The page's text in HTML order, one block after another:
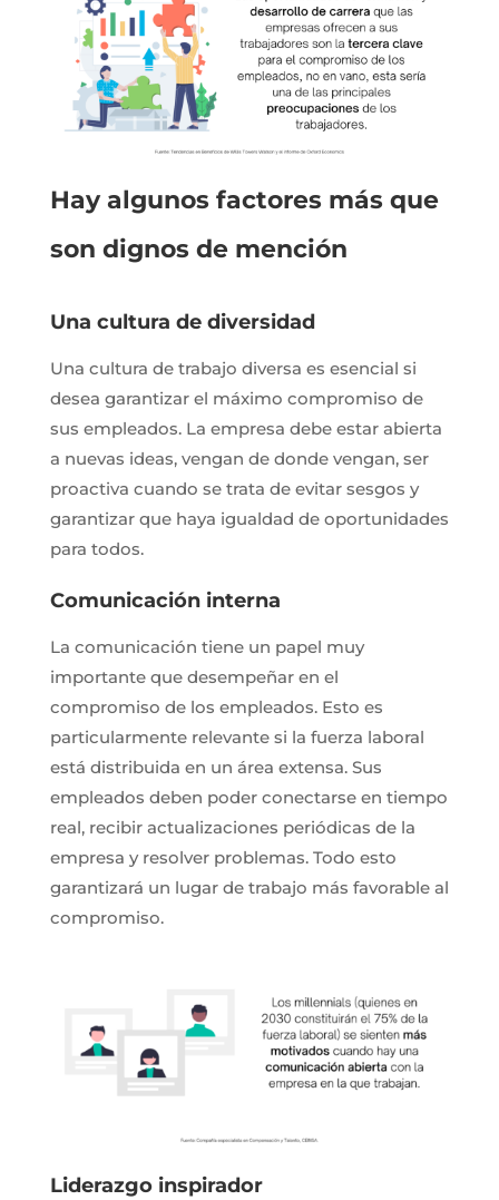
Hay algunos factores más que
son dignos de mención
Una cultura de diversidad
Una cultura de trabajo diversa es esencial si
desea garantizar el máximo compromiso de
sus empleados. La empresa debe estar abierta
a nuevas ideas, vengan de donde vengan, ser
proactiva cuando se trata de evitar sesgos y
garantizar que haya igualdad de oportunidades
para todos.
Comunicación interna
La comunicación tiene un papel muy
importante que desempeñar en el
compromiso de los empleados. Esto es
particularmente relevante si la fuerza laboral
está distribuida en un área extensa. Sus
empleados deben poder conectarse en tiempo
real, recibir actualizaciones periódicas de la
empresa y resolver problemas. Todo esto
garantizará un lugar de trabajo más favorable al
compromiso.
Liderazgo inspirador